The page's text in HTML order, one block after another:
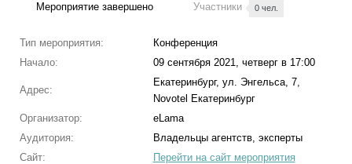
Мероприятие завершено Участники 0 чел.
Тип мероприятия:
Конференция
Начало:
09 сентября 2021, четверг в 17:00
Адрес:
Екатеринбург, ул. Энгельса, 7,
Novotel Екатеринбург
Организатор:
eLama
Аудитория:
Владельцы агентств, эксперты
Сайт:
Перейти на сайт мероприятия